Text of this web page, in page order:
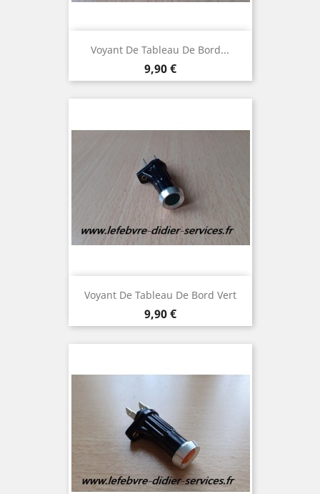
Voyant De Tableau De Bord...
Prix
9,90 €
Voyant De Tableau De Bord Vert
Prix
9,90 €